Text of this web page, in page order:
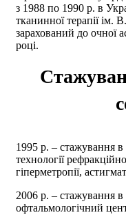
з 1988 по 1990 р. в
тканинної терапії ім.
зарахований до очної
роцi.
1995 р. – стажування
технології
гіперметропії,
2006 р. – стажування в
офтальмологічний